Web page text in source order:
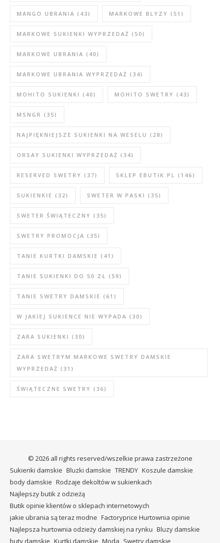
MANGO UBRANIA (43) MARKOWE BLYZY (51)
MARKOWE SUKIENKI WYPRZEDAŻ (50)
MARKOWE UBRANIA (40)
MARKOWE UBRANIA WYPRZEDAŻ (34)
MOHITO SUKIENKI (40) MOHITO SWETRY (43)
MSNGR (35)
NAJPIĘKNIEJSZE SUKIENKI NA WESELU (28)
ORSAY SUKIENKI WYPRZEDAŻ (34)
RESERVED SWETRY (37) SKLEP EBUTIK.PL (146)
SUKIENKIE (32) SWETER W PASKI (35)
SWETER ŚWIĄTECZNY (35)
SWETRY PROMOCJA (35)
TANIE KURTKI DAMSKIE (41)
TANIE SUKIENKI DO 50 ZŁ (59)
TANIE SWETRY DAMSKIE (61)
W JAKIEJ SUKIENCE NIE WYPADA (30)
ZARA SUKIENKI (30)
ZARA SWETRYM MARKOWE SWETRY DAMSKIE
WYPRZEDAŻ (31)
ŚWIĄTECZNE SWETRY (36)
© 2026 all rights reserved/wszelkie prawa zastrzeżone
Sukienki damskie Bluzki damskie TRENDY Koszule damskie
body damskie Rodzaje dekoltów w sukienkach
Najlepszy butik z odzieżą
Butik opinie klientów o sklepach internetowych
jakie ubrania są teraz modne Factoryprice Hurtownia opinie
Najlepsza hurtownia odzieży damskiej na rynku Bluzy damskie
buty damskie Kurtki damskie Moda Swetry damskie